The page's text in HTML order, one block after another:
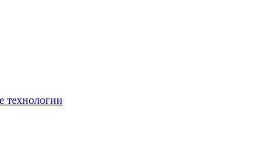
технологии